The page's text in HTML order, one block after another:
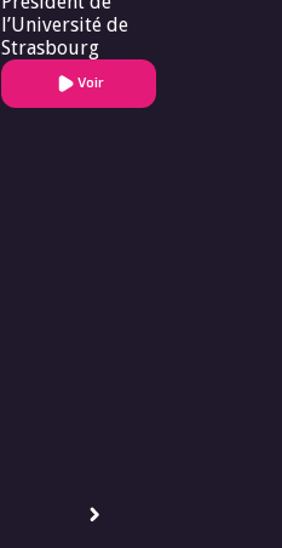
l’Université de
Strasbourg
Voir